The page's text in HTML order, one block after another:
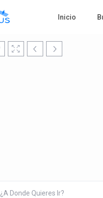
Inicio
¿A Donde Quieres Ir?